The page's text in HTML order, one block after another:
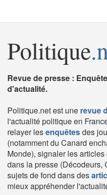
Politique
Revue de presse :
d'actualité.
Politique.net est une revue
l'actualité politique en
relayer lesenquêtesdes
(notamment du Canard
Monde), signaler les articles
dans la presse (Décodeurs,
sujets de fond dans des
mieux appréhender